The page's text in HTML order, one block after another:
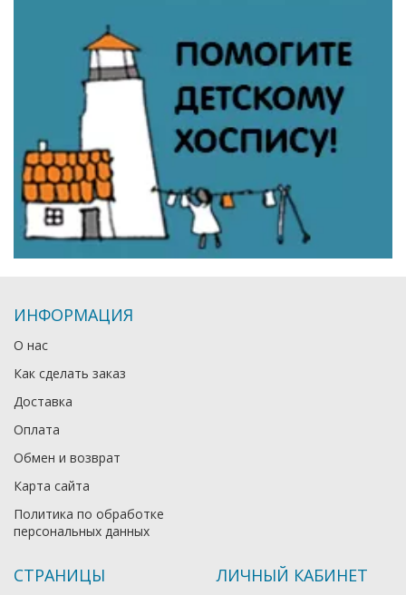
ИНФОРМАЦИЯ
О нас
Как сделать заказ
Доставка
Оплата
Обмен и возврат
Карта сайта
Политика по обработке
персональных данных
СТРАНИЦЫ ЛИЧНЫЙ КАБИНЕТ